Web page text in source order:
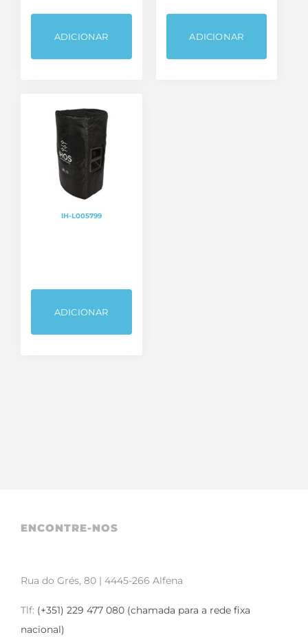
ADICIONAR ADICIONAR
IH-L005799
ADICIONAR
ENCONTRE-NOS
Rua do Grés, 80 | 4445-266 Alfena
Tlf: (+351) 229 477 080 (chamada para a rede fixa
nacional)